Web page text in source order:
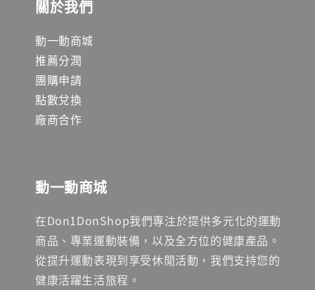
關於我們
動一動商城
推薦分潤
團購申請
點數兌換
廠商合作
動一動商城
在Don1DonShop我們專注於提供多元化的運動
商品、專業運動裝備，以及全方位的健康產品。
從提升運動表現到享受休閒活動，我們支持您的
健康活躍生活旅程。